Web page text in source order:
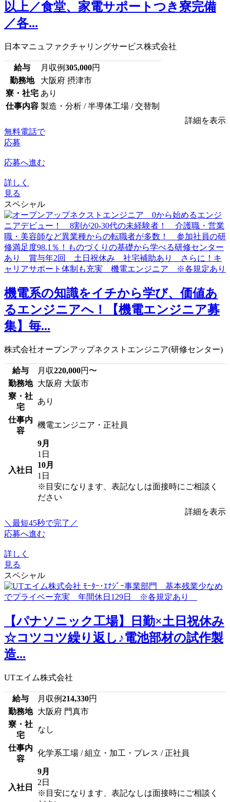
以上／食堂、家電サポートつき寮完備
／各...
日本マニュファクチャリングサービス株式会社
給与 月収例305,000円
勤務地
大阪府 摂津市
寮・社宅 あり
仕事内容 製造・分析 / 半導体工場 / 交替制
詳細を表示
無料電話で
応募
応募へ進む
詳しく
見る
スペシャル
機電系の知識をイチから学び、価値あ
るエンジニアへ！【機電エンジニア募
集】毎...
株式会社オープンアップネクストエンジニア(研修センター)
給与 月収220,000円〜
勤務地 大阪府 大阪市
寮・社
宅
あり
仕事内
容
機電エンジニア・正社員
入社日
9月
1日
10月
1日
※目安になります、表記なしは面接時にご相談く
ださい
詳細を表示
＼最短45秒で完了／
応募へ進む
詳しく
見る
スペシャル
【パナソニック工場】日勤×土日祝休み
☆コツコツ繰り返し♪電池部材の試作製
造...
UTエイム株式会社
給与 月収例214,330円
勤務地 大阪府 門真市
寮・社
宅
なし
仕事内
容
化学系工場 / 組立・加工・プレス / 正社員
入社日
9月
2日
※目安になります、表記なしは面接時にご相談く